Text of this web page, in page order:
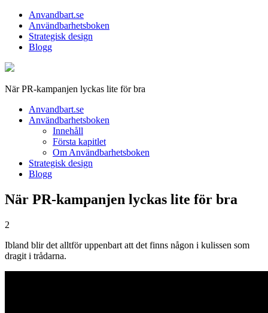
Anvandbart.se
Användbarhetsboken
Strategisk design
Blogg
När PR-kampanjen lyckas lite för bra
Anvandbart.se
Användbarhetsboken
Innehåll
Första kapitlet
Om Användbarhetsboken
Strategisk design
Blogg
När PR-kampanjen lyckas lite för bra
2
Ibland blir det alltför uppenbart att det finns någon i kulissen som
dragit i trådarna.